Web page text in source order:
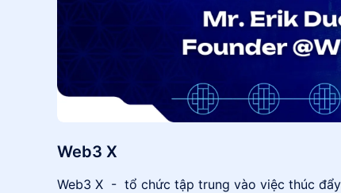
Web3 X
​​​​​​​​Web3 X - tổ chức tập trung vào việc thúc